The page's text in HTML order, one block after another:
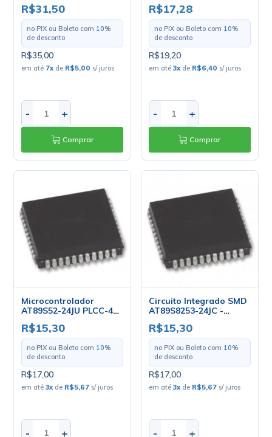
R$31,50
no PIX ou Boleto com 10%
de desconto
R$35,00
em até 7x de R$5,00 s/ juros
- +
Comprar
R$17,28
no PIX ou Boleto com 10%
de desconto
R$19,20
em até3x de R$6,40 s/ juros
- +
Comprar
Microcontrolador
AT89S52-24JU PLCC-44
- Atmel
R$15,30
no PIX ou Boleto com 10%
de desconto
R$17,00
em até3x de R$5,67 s/ juros
- +
Circuito Integrado SMD
AT89S8253-24JC -
PLCC-44 - Atmel
R$15,30
no PIX ou Boleto com 10%
de desconto
R$17,00
em até3x de R$5,67 s/ juros
- +